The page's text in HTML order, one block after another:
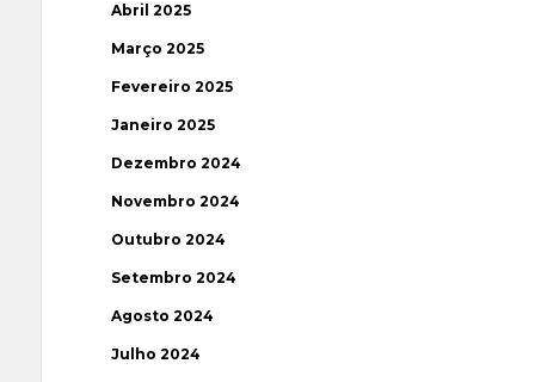
Abril 2025
Março 2025
Fevereiro 2025
Janeiro 2025
Dezembro 2024
Novembro 2024
Outubro 2024
Setembro 2024
Agosto 2024
Julho 2024